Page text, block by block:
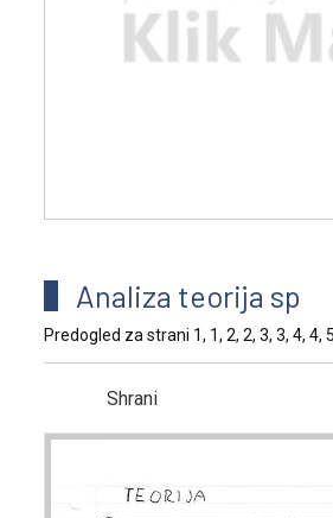
Analiza teorija sp
Predogled za strani 1, 1, 2, 2, 3, 3, 4, 4,
Shrani